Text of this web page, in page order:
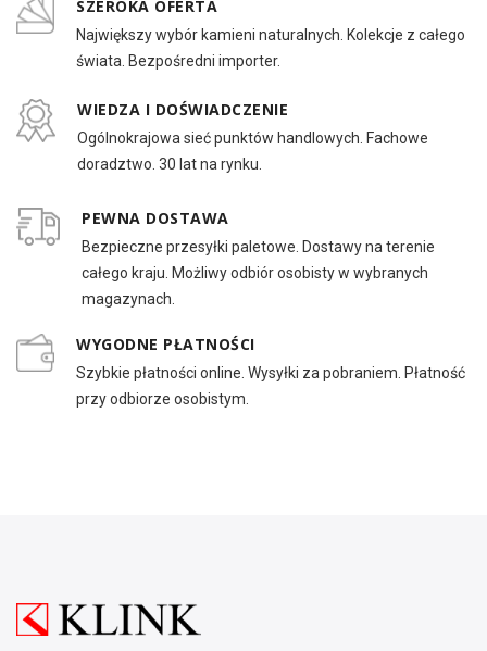
SZEROKA OFERTA
Największy wybór kamieni naturalnych. Kolekcje z całego
świata. Bezpośredni importer.
WIEDZA I DOŚWIADCZENIE
Ogólnokrajowa sieć punktów handlowych. Fachowe
doradztwo. 30 lat na rynku.
PEWNA DOSTAWA
Bezpieczne przesyłki paletowe. Dostawy na terenie
całego kraju. Możliwy odbiór osobisty w wybranych
magazynach.
WYGODNE PŁATNOŚCI
Szybkie płatności online. Wysyłki za pobraniem. Płatność
przy odbiorze osobistym.